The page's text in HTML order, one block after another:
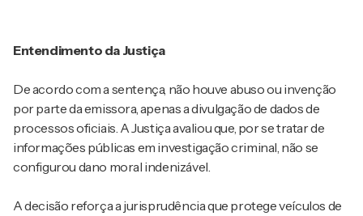
Entendimento da Justiça
De acordo com a sentença, não houve abuso ou invenção
por parte da emissora, apenas a divulgação de dados de
processos oficiais. A Justiça avaliou que, por se tratar de
informações públicas em investigação criminal, não se
configurou dano moral indenizável.
A decisão reforça a jurisprudência que protege veículos de